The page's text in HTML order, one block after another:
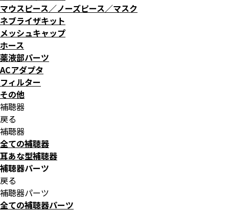
マウスピース／ノーズピース／マスク
ネブライザキット
メッシュキャップ
ホース
薬液部パーツ
ACアダプタ
フィルター
その他
補聴器
戻る
補聴器
全ての補聴器
耳あな型補聴器
補聴器パーツ
戻る
補聴器パーツ
全ての補聴器パーツ